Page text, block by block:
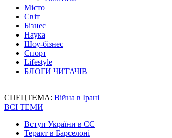
Місто
Світ
Бізнес
Наука
Шоу-бізнес
Спорт
Lifestyle
БЛОГИ ЧИТАЧІВ
СПЕЦТЕМА: Війна в Ірані
ВСІ ТЕМИ
Вступ України в ЄС
Теракт в Барселоні